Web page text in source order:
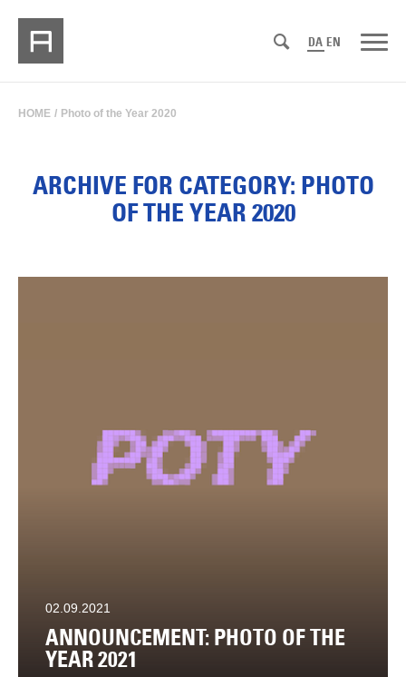
DA EN
HOME / Photo of the Year 2020
ARCHIVE FOR CATEGORY: PHOTO
OF THE YEAR 2020
02.09.2021
ANNOUNCEMENT: PHOTO OF THE
YEAR 2021